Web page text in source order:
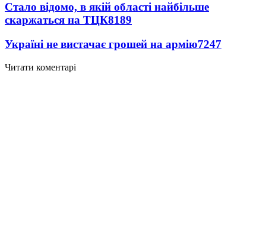
Стало відомо, в якій області найбільше
скаржаться на ТЦК8189
Україні не вистачає грошей на армію7247
Читати коментарі